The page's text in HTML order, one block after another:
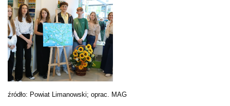
źródło: Powiat Limanowski; oprac. MAG